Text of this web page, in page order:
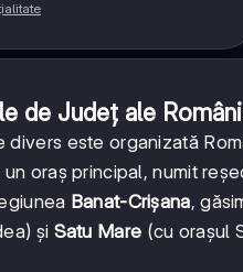
de Județ ale
este organizată
oraș principal, numit
Banat-Crișana,
și Satu Mare (cu orașul